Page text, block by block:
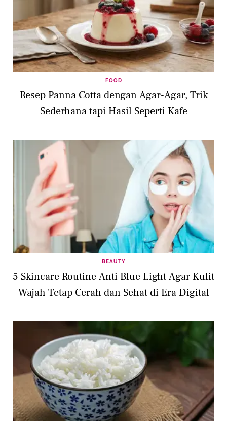
FOOD
Resep Panna Cotta dengan Agar-Agar, Trik
Sederhana tapi Hasil Seperti Kafe
BEAUTY
5 Skincare Routine Anti Blue Light Agar Kulit
Wajah Tetap Cerah dan Sehat di Era Digital